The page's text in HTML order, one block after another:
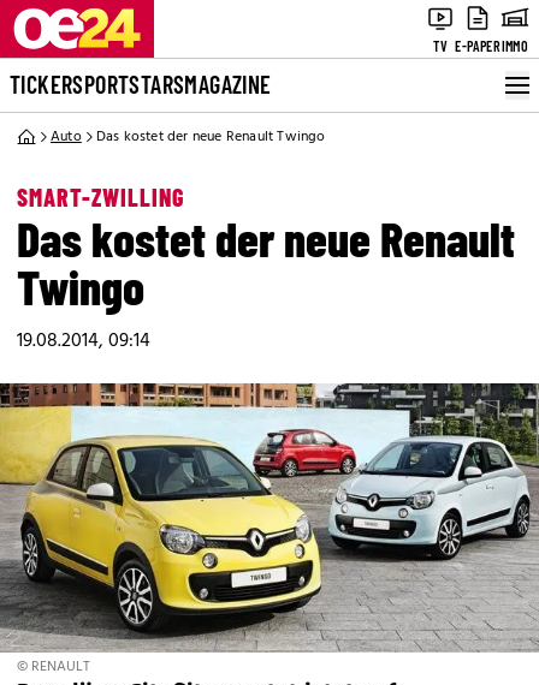
TV E-PAPERIMMO
TICKERSPORTSTARSMAGAZINE
Auto Das kostet der neue Renault Twingo
SMART-ZWILLING
Das kostet der neue Renault
Twingo
19.08.2014, 09:14
© RENAULT